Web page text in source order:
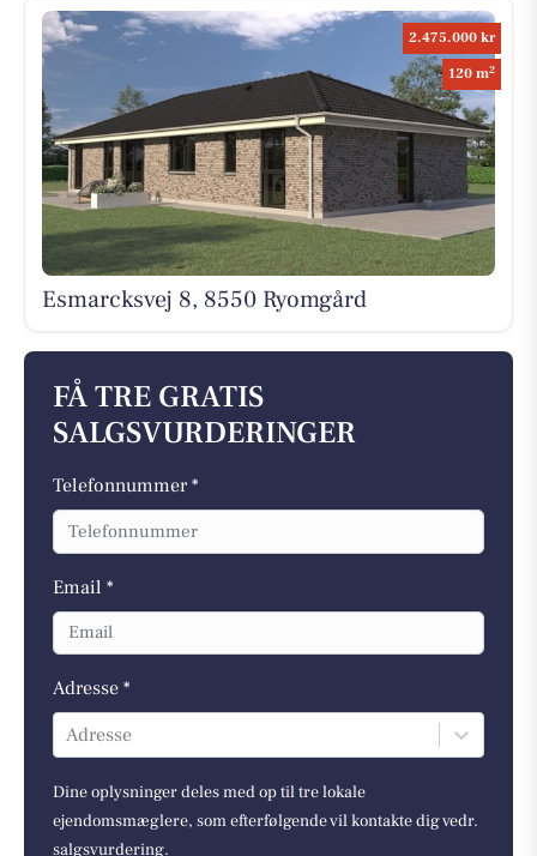
2.475.000 kr
120 m2
Esmarcksvej 8, 8550 Ryomgård
FÅ TRE GRATIS
SALGSVURDERINGER
Telefonnummer *
Email *
Adresse *
Adresse
Dine oplysninger deles med op til tre lokale
ejendomsmæglere, som efterfølgende vil kontakte dig vedr.
salgsvurdering.